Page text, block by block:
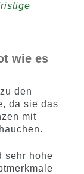
wie es
den
da sie das
mit
sehr hohe